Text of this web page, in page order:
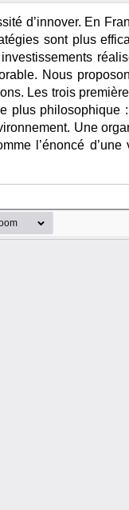
d’innover. En
sont plus
Nous
Les trois
plus philosophique
Une
l’énoncé